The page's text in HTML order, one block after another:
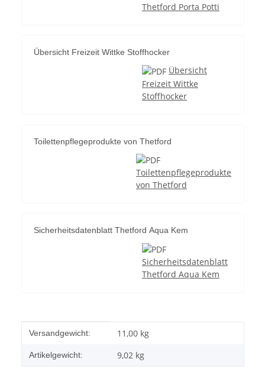
Thetford Porta Potti
Übersicht Freizeit Wittke Stoffhocker
Übersicht
Freizeit Wittke
Stoffhocker
Toilettenpflegeprodukte von Thetford
Toilettenpflegeprodukte
von Thetford
Sicherheitsdatenblatt Thetford Aqua Kem
Sicherheitsdatenblatt
Thetford Aqua Kem
Produkteigenschaft
Wert
Versandgewicht: 11,00 kg
Artikelgewicht: 9,02 kg